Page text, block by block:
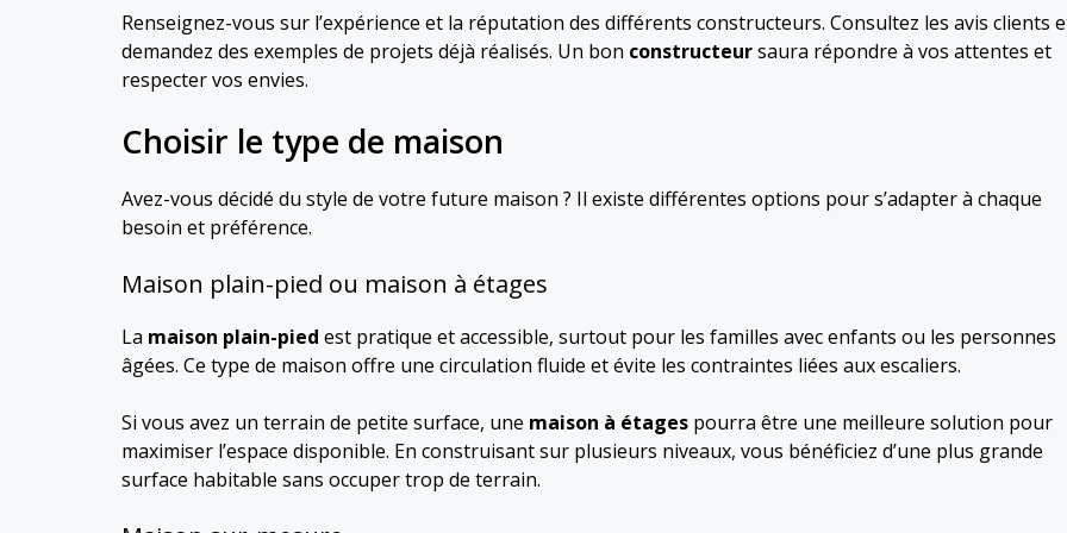
Renseignez-vous sur l’expérience et la réputation des différents constructeurs. Consultez les avis clients
demandez des exemples de projets déjà réalisés. Un bon constructeursaura répondre à vos attentes et
respecter vos envies.
Choisir le type de maison
Avez-vous décidé du style de votre future maison ? Il existe différentes options pour s’adapter à chaque
besoin et préférence.
Maison plain-pied ou maison à étages
La maison plain-pied est pratique et accessible, surtout pour les familles avec enfants ou les personnes
âgées. Ce type de maison offre une circulation fluide et évite les contraintes liées aux escaliers.
Si vous avez un terrain de petite surface, une maison à étages pourra être une meilleure solution pour
maximiser l’espace disponible. En construisant sur plusieurs niveaux, vous bénéficiez d’une plus grande
surface habitable sans occuper trop de terrain.